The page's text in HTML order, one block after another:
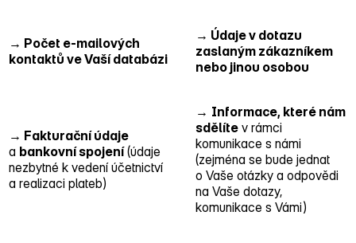
→ Počet e‑mailových
kontaktů ve Vaší databázi
→ Údaje v dotazu
zaslaným zákazníkem
nebo jinou osobou
→ Fakturační údaje
a bankovní spojení(údaje
nezbytné k vedení účetnictví
a realizaci plateb)
→ Informace, které nám
sdělíte v rámci
komunikace s námi
(zejména se bude jednat
o Vaše otázky a odpovědi
na Vaše dotazy,
komunikace s Vámi)